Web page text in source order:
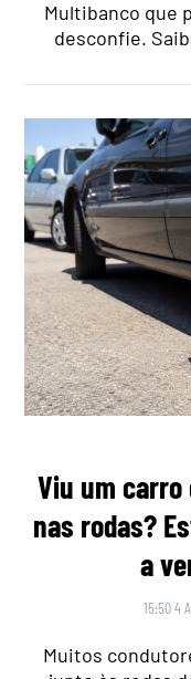
Multibanco que
desconfie.
Viu um
nas rodas?
a
15:50 4
Muitos